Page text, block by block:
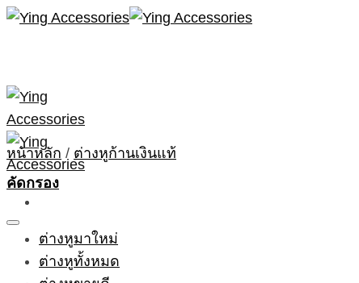
Skip
ต่างหูมาใหม่
ต่างหูทั้งหมด
หน้าหลัก / ต่างหูก้านเงินแท้
คัดกรอง